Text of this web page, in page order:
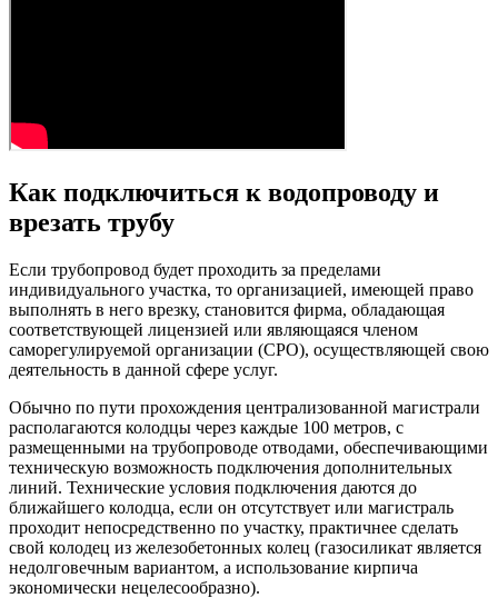
Как подключиться к водопроводу и
врезать трубу
Если трубопровод будет проходить за пределами
индивидуального участка, то организацией, имеющей право
выполнять в него врезку, становится фирма, обладающая
соответствующей лицензией или являющаяся членом
саморегулируемой организации (СРО), осуществляющей свою
деятельность в данной сфере услуг.
Обычно по пути прохождения централизованной магистрали
располагаются колодцы через каждые 100 метров, с
размещенными на трубопроводе отводами, обеспечивающими
техническую возможность подключения дополнительных
линий. Технические условия подключения даются до
ближайшего колодца, если он отсутствует или магистраль
проходит непосредственно по участку, практичнее сделать
свой колодец из железобетонных колец (газосиликат является
недолговечным вариантом, а использование кирпича
экономически нецелесообразно).